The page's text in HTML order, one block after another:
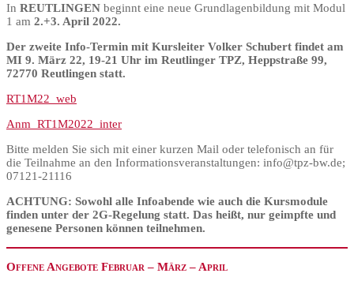
In REUTLINGEN beginnt eine neue Grundlagenbildung mit Modul
1 am 2.+3. April 2022.
Der zweite Info-Termin mit Kursleiter Volker Schubert findet am
MI 9. März 22, 19-21 Uhr im Reutlinger TPZ, Heppstraße 99,
72770 Reutlingen statt.
RT1M22_web
Anm_RT1M2022_inter
Bitte melden Sie sich mit einer kurzen Mail oder telefonisch an für
die Teilnahme an den Informationsveranstaltungen: info@tpz-bw.de;
07121-21116
ACHTUNG: Sowohl alle Infoabende wie auch die Kursmodule
finden unter der 2G-Regelung statt. Das heißt, nur geimpfte und
genesene Personen können teilnehmen.
Offene Angebote Februar – März – April